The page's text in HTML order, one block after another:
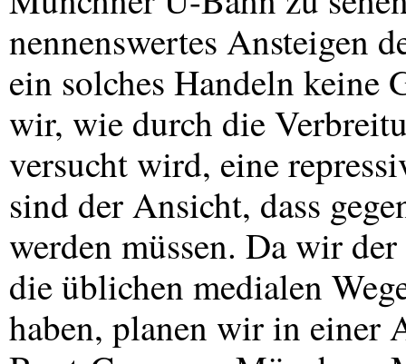
nennenswertes Ansteigen
ein solches Handeln keine
wir, wie durch die
versucht wird, eine
sind der Ansicht, dass
werden müssen. Da wir der
die üblichen medialen
haben, planen wir in einer